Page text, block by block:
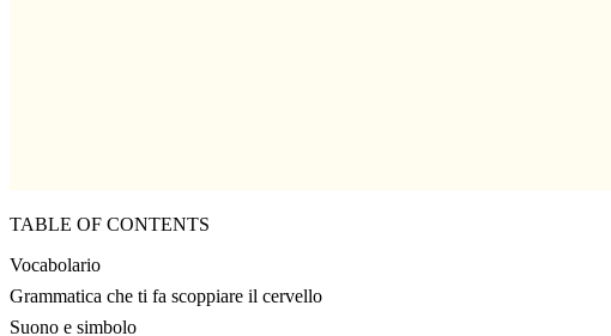
TABLE OF CONTENTS
Vocabolario
Grammatica che ti fa scoppiare il cervello
Suono e simbolo